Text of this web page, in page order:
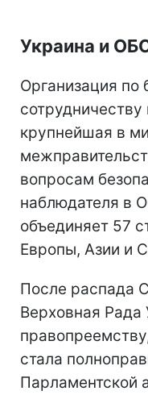
Украина и
Организация по
крупнейшая в
вопросам
наблюдателя в
объединяет 57
Европы, Азии и
После распада
Верховная Рада
стала
Парламентской